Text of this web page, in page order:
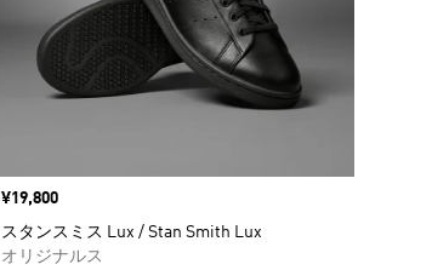
価格
¥19,800
スタンスミス Lux / Stan Smith Lux
オリジナルス